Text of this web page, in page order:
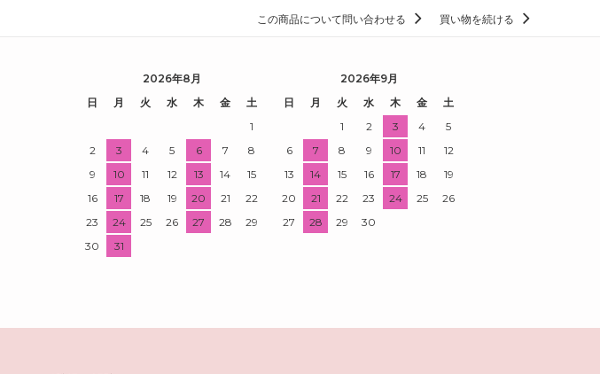
この商品について問い合わせる 買い物を続ける
2026年8月
日
月 火 水 木 金
土
1
2
3 4 5 6 7
8
9
10 11 12 13 14
15
16
17 18 19 20 21
22
23
24 25 26 27 28
29
30
31
2026年9月
日
月 火 水 木 金
土
1
2 3 4
5
6
7 8 9 10 11
12
13
14 15 16 17 18
19
20
21 22 23 24 25
26
27
28 29 30